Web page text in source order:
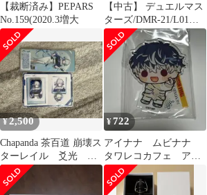
【裁断済み】PEPARS
No.159(2020.3増大
【中古】 デュエルマス
ターズ/DMR-21/L01秘
2/SS/百族の長 プチョヘ
ンザ/光/自然/クリーチ
ャー
¥2,500
Chapanda 茶百道 崩壊ス
ターレイル 爻光 景
元グッズ 4点セット
¥722
アイナナ ムビナナ
タワレコカフェ アク
リルスタンド アクス
タ 百